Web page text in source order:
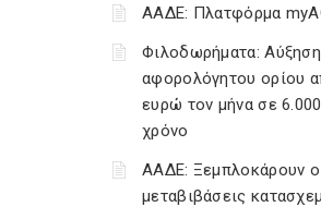
ΑΑΔΕ: Πλατφόρμα
Φιλοδωρήματα:
αφορολόγητου ορίου
ευρώ τον μήνα σε
χρόνο
ΑΑΔΕ: Ξεμπλοκάρουν
μεταβιβάσεις